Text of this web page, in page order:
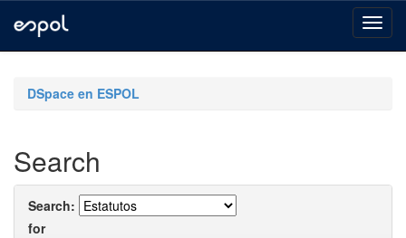
navigationDSpace en ESPOL
Search
Search:
for